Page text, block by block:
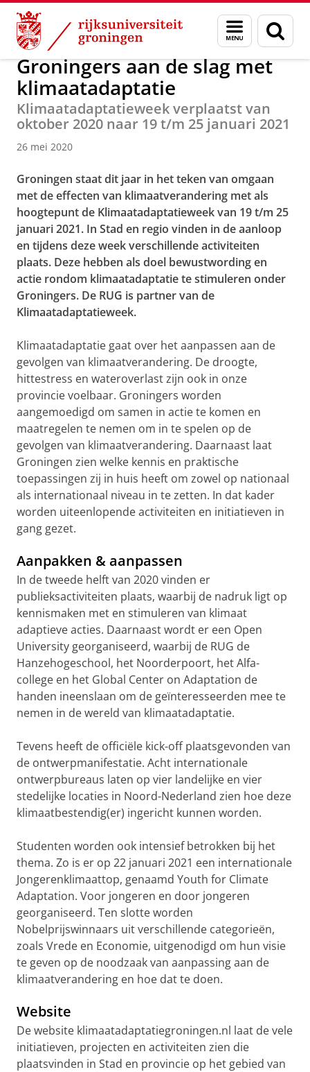
Skip
Content
Skip
Navigation
Menu
en
zoeken
Over ons Actueel Nieuws Nieuwsberichten
Groningers aan de slag met
klimaatadaptatie
Klimaatadaptatieweek verplaatst van
oktober 2020 naar 19 t/m 25 januari 2021
26 mei 2020
Groningen staat dit jaar in het teken van omgaan
met de effecten van klimaatverandering met als
hoogtepunt de Klimaatadaptatieweek van 19 t/m 25
januari 2021. In Stad en regio vinden in de aanloop
en tijdens deze week verschillende activiteiten
plaats. Deze hebben als doel bewustwording en
actie rondom klimaatadaptatie te stimuleren onder
Groningers. De RUG is partner van de
Klimaatadaptatieweek.
Klimaatadaptatie gaat over het aanpassen aan de
gevolgen van klimaatverandering. De droogte,
hittestress en wateroverlast zijn ook in onze
provincie voelbaar. Groningers worden
aangemoedigd om samen in actie te komen en
maatregelen te nemen om in te spelen op de
gevolgen van klimaatverandering. Daarnaast laat
Groningen zien welke kennis en praktische
toepassingen zij in huis heeft om zowel op nationaal
als internationaal niveau in te zetten. In dat kader
worden uiteenlopende activiteiten en initiatieven in
gang gezet.
Aanpakken & aanpassen
In de tweede helft van 2020 vinden er
publieksactiviteiten plaats, waarbij de nadruk ligt op
kennismaken met en stimuleren van klimaat
adaptieve acties. Daarnaast wordt er een Open
University georganiseerd, waarbij de RUG de
Hanzehogeschool, het Noorderpoort, het Alfa-
college en het Global Center on Adaptation de
handen ineenslaan om de geïnteresseerden mee te
nemen in de wereld van klimaatadaptatie.
Tevens heeft de officiële kick-off plaatsgevonden van
de ontwerpmanifestatie. Acht internationale
ontwerpbureaus laten op vier landelijke en vier
stedelijke locaties in Noord-Nederland zien hoe deze
klimaatbestendig(er) ingericht kunnen worden.
Studenten worden ook intensief betrokken bij het
thema. Zo is er op 22 januari 2021 een internationale
Jongerenklimaattop, genaamd Youth for Climate
Adaptation. Voor jongeren en door jongeren
georganiseerd. Ten slotte worden
Nobelprijswinnaars uit verschillende categorieën,
zoals Vrede en Economie, uitgenodigd om hun visie
te geven op de noodzaak van aanpassing aan de
klimaatverandering en hoe dat te doen.
Website
De website klimaatadaptatiegroningen.nl laat de vele
initiatieven, projecten en activiteiten zien die
plaatsvinden in Stad en provincie op het gebied van